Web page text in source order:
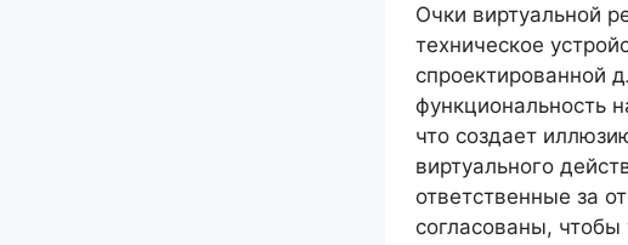
Очки виртуальной
техническое
спроектированной
функциональность
что создает
виртуального
ответственные за
согласованы,